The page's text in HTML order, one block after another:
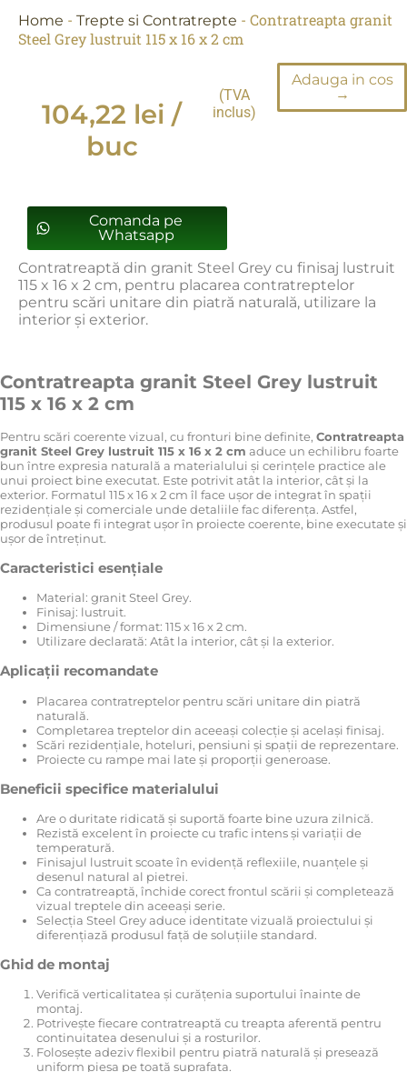
Home - Trepte si Contratrepte - Contratreapta granit
Steel Grey lustruit 115 x 16 x 2 cm
104,22 lei /
buc
(TVA
inclus)
Adauga in cos
→
Comanda pe
Whatsapp
Contratreaptă din granit Steel Grey cu finisaj lustruit
115 x 16 x 2 cm, pentru placarea contratreptelor
pentru scări unitare din piatră naturală, utilizare la
interior și exterior.
Contratreapta granit Steel Grey lustruit
115 x 16 x 2 cm
Pentru scări coerente vizual, cu fronturi bine definite, Contratreapta
granit Steel Grey lustruit 115 x 16 x 2 cm aduce un echilibru foarte
bun între expresia naturală a materialului și cerințele practice ale
unui proiect bine executat. Este potrivit atât la interior, cât și la
exterior. Formatul 115 x 16 x 2 cm îl face ușor de integrat în spații
rezidențiale și comerciale unde detaliile fac diferența. Astfel,
produsul poate fi integrat ușor în proiecte coerente, bine executate și
ușor de întreținut.
Caracteristici esențiale
Material: granit Steel Grey.
Finisaj: lustruit.
Dimensiune / format: 115 x 16 x 2 cm.
Utilizare declarată: Atât la interior, cât și la exterior.
Aplicații recomandate
Placarea contratreptelor pentru scări unitare din piatră
naturală.
Completarea treptelor din aceeași colecție și același finisaj.
Scări rezidențiale, hoteluri, pensiuni și spații de reprezentare.
Proiecte cu rampe mai late și proporții generoase.
Beneficii specifice materialului
Are o duritate ridicată și suportă foarte bine uzura zilnică.
Rezistă excelent în proiecte cu trafic intens și variații de
temperatură.
Finisajul lustruit scoate în evidență reflexiile, nuanțele și
desenul natural al pietrei.
Ca contratreaptă, închide corect frontul scării și completează
vizual treptele din aceeași serie.
Selecția Steel Grey aduce identitate vizuală proiectului și
diferențiază produsul față de soluțiile standard.
Ghid de montaj
Verifică verticalitatea și curățenia suportului înainte de
montaj.
Potrivește fiecare contratreaptă cu treapta aferentă pentru
continuitatea desenului și a rosturilor.
Folosește adeziv flexibil pentru piatră naturală și presează
uniform piesa pe toată suprafața.